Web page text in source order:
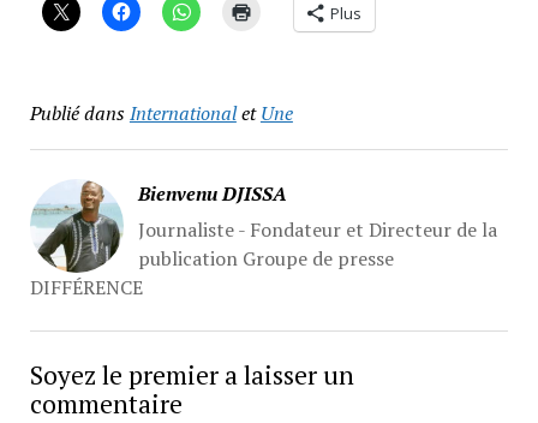
Plus
Publié dansInternationaletUne
Bienvenu DJISSA
Journaliste - Fondateur et Directeur de la
publication Groupe de presse
DIFFÉRENCE
Soyez le premier a laisser un
commentaire